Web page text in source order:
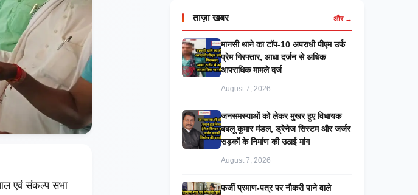
एवं संकल्प सभा
ताज़ा खबर और →
मानसी थाने का टॉप-10 अपराधी पीएम उर्फ
प्रेम गिरफ्तार, आधा दर्जन से अधिक
आपराधिक मामले दर्ज
August 7, 2026
जनसमस्याओं को लेकर मुखर हुए विधायक
बबलू कुमार मंडल, ड्रेनेज सिस्टम और जर्जर
सड़कों के निर्माण की उठाई मांग
August 7, 2026
फर्जी प्रमाण-पत्र पर नौकरी पाने वाले